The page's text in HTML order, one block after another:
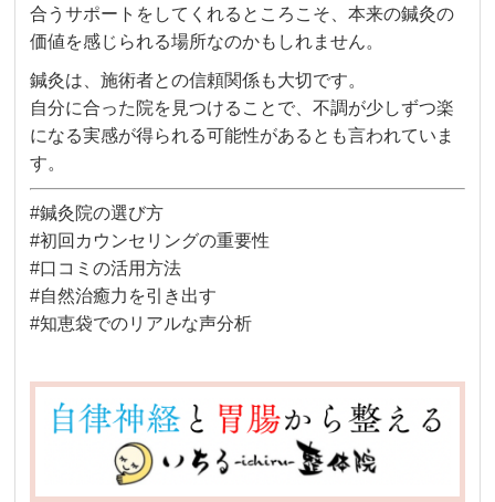
合うサポートをしてくれるところこそ、本来の鍼灸の
価値を感じられる場所なのかもしれません。
鍼灸は、施術者との信頼関係も大切です。
自分に合った院を見つけることで、不調が少しずつ楽
になる実感が得られる可能性があるとも言われていま
す。
#鍼灸院の選び方
#初回カウンセリングの重要性
#口コミの活用方法
#自然治癒力を引き出す
#知恵袋でのリアルな声分析